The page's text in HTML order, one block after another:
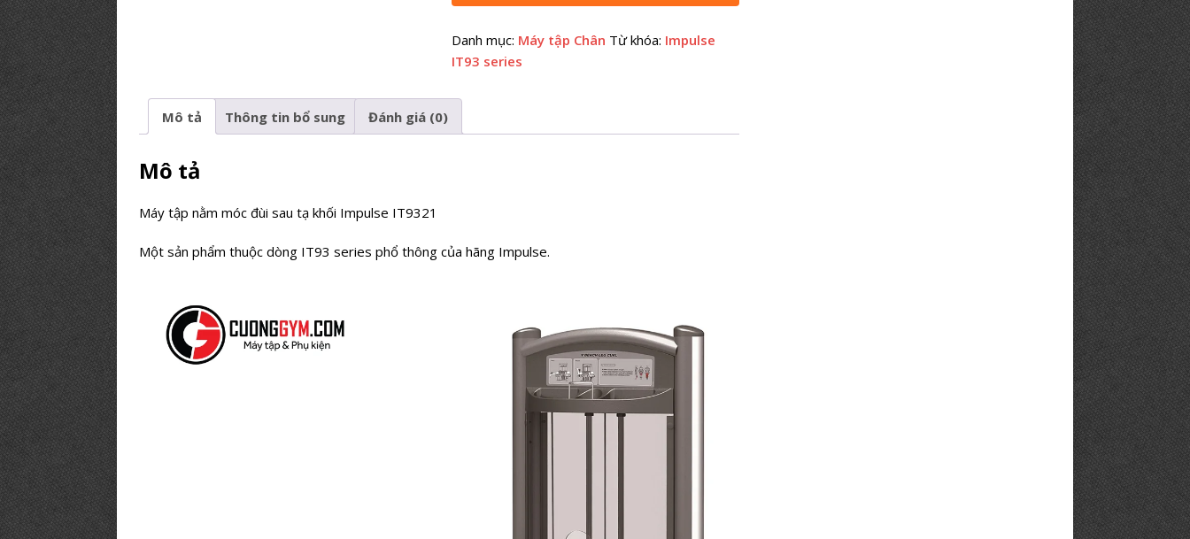
Danh mục: Máy tập Chân Từ khóa: Impulse
IT93 series
Mô tả Thông tin bổ sung Đánh giá (0)
Mô tả
Máy tập nằm móc đùi sau tạ khối Impulse IT9321
Một sản phẩm thuộc dòng IT93 series phổ thông của hãng Impulse.